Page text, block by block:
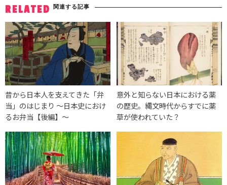
RELATED 関連する記事
昔から日本人を支えてきた「弁
当」のはじまり ～日本史におけ
るお弁当【後編】～
意外と知らない日本における薬
の歴史。縄文時代からすでに薬
草が使われていた？